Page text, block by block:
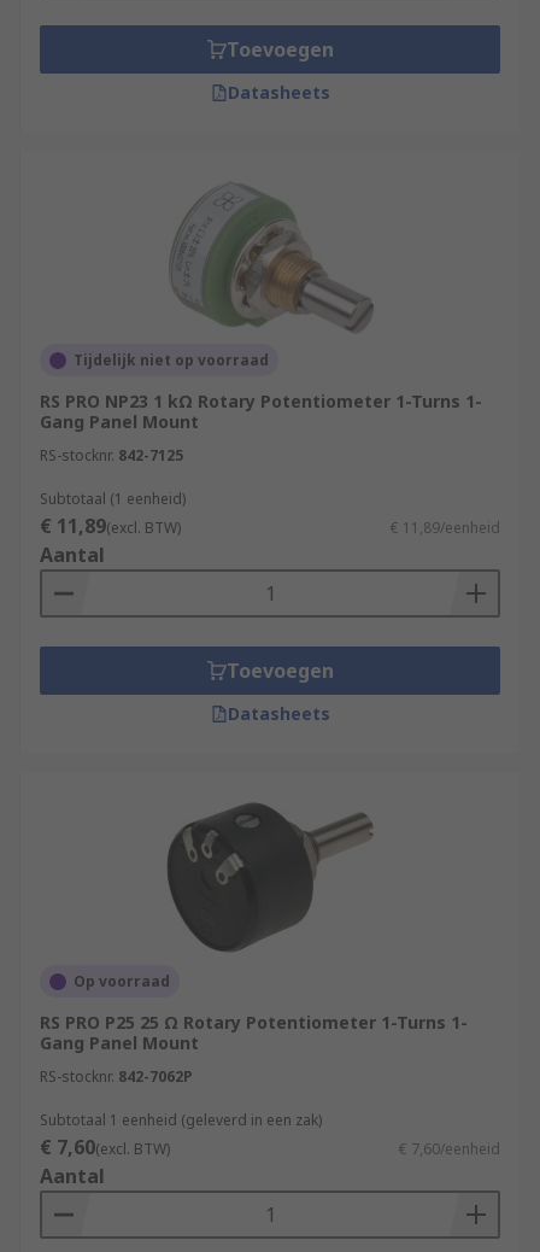
Toevoegen
Datasheets
Tijdelijk niet op voorraad
RS PRO NP23 1 kΩ Rotary Potentiometer 1-Turns 1-
Gang Panel Mount
RS-stocknr. 842-7125
Subtotaal (1 eenheid)
€ 11,89(excl. BTW) € 11,89/eenheid
Aantal
Toevoegen
Datasheets
Op voorraad
RS PRO P25 25 Ω Rotary Potentiometer 1-Turns 1-
Gang Panel Mount
RS-stocknr. 842-7062P
Subtotaal 1 eenheid (geleverd in een zak)
€ 7,60(excl. BTW) € 7,60/eenheid
Aantal